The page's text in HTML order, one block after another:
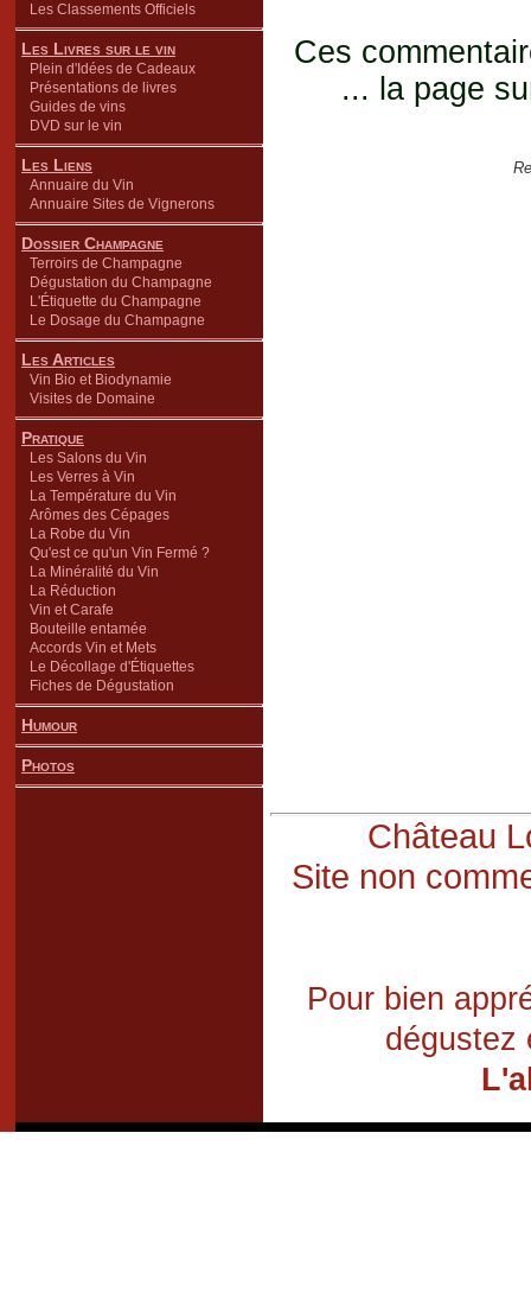
Les Classements Officiels
Les Livres sur le vin
Plein d'Idées de Cadeaux
Présentations de livres
Guides de vins
DVD sur le vin
Les Liens
Annuaire du Vin
Annuaire Sites de Vignerons
Dossier Champagne
Terroirs de Champagne
Dégustation du Champagne
L'Étiquette du Champagne
Le Dosage du Champagne
Les Articles
Vin Bio et Biodynamie
Visites de Domaine
Pratique
Les Salons du Vin
Les Verres à Vin
La Température du Vin
Arômes des Cépages
La Robe du Vin
Qu'est ce qu'un Vin Fermé ?
La Minéralité du Vin
La Réduction
Vin et Carafe
Bouteille entamée
Accords Vin et Mets
Le Décollage d'Étiquettes
Fiches de Dégustation
Humour
Photos
Ces
... la page
Château
Site non
Pour bien
dégustez